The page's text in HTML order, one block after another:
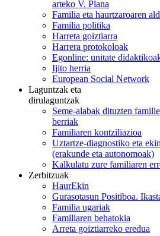
arteko V. Plana
Familia eta haurtzaroaren
Familia politika
Harreta goiztiarra
Harrera protokoloak
Egonline: unitate
Ijito herria
European Social Network
Laguntzak eta
dirulaguntzak
Seme-alabak dituzten
berriak
Familiaren kontziliazioa
Uztartze-diagnostiko eta
(erakunde eta autonomoak)
Kalkulatu zure familiaren
Zerbitzuak
HaurEkin
Gurasotasun Positiboa.
Familia ugariak
Familiaren behatokia
Arreta goiztiarreko eredua